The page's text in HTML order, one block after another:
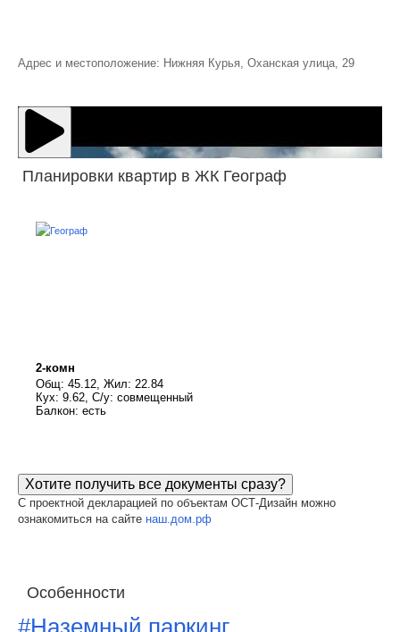
Адрес и местоположение: Нижняя Курья, Оханская улица, 29
Планировки квартир в ЖК Географ
2-комн
Общ: 45.12, Жил: 22.84
Кух: 9.62, С/у: совмещенный
Балкон: есть
Хотите получить все документы сразу?
С проектной декларацией по объектам ОСТ-Дизайн можно
ознакомиться на сайте наш.дом.рф
Особенности
#Наземный паркинг